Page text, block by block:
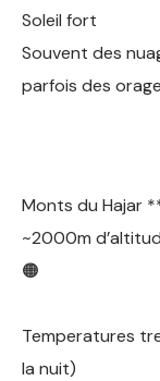
Soleil fort
Souvent des
parfois des
Monts du Hajar
~2000m
🟠
Temperatures
la nuit)